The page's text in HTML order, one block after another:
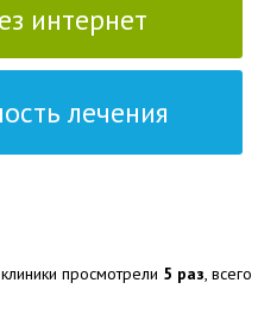
интернет
лечения
просмотрели 5 раз, всего